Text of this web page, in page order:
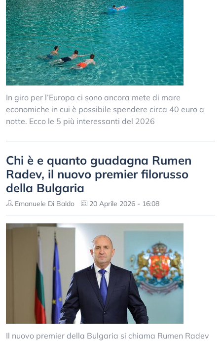
In giro per l’Europa ci sono ancora mete di mare
economiche in cui è possibile spendere circa 40 euro a
notte. Ecco le 5 più interessanti del 2026
Chi è e quanto guadagna Rumen
Radev, il nuovo premier filorusso
della Bulgaria
Emanuele Di Baldo 20 Aprile 2026 - 16:08
Il nuovo premier della Bulgaria si chiama Rumen Radev